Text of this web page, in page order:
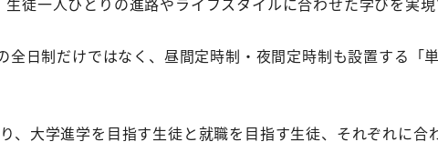
日制だけではなく、昼間定時制・夜間定時制も設置する「
、大学進学を目指す生徒と就職を目指す生徒、それぞれに合